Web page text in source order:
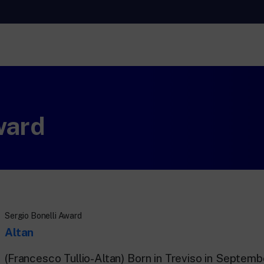
The regional editorial offices of RaiNews.
Rai TgR
Sergio Bonelli Award
Altan
(Francesco Tullio-Altan) Born in Treviso in